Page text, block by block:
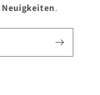
Neuigkeiten.